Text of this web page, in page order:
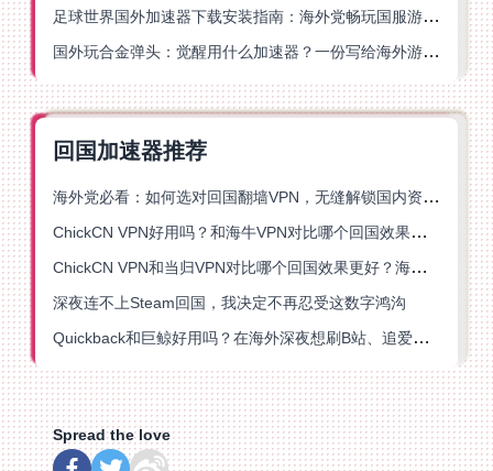
足球世界国外加速器下载安装指南：海外党畅玩国服游戏的终极解决方案
国外玩合金弹头：觉醒用什么加速器？一份写给海外游子的畅玩指南
回国加速器推荐
海外党必看：如何选对回国翻墙VPN，无缝解锁国内资源？
ChickCN VPN好用吗？和海牛VPN对比哪个回国效果更好？
ChickCN VPN和当归VPN对比哪个回国效果更好？海外党亲测后选了它
深夜连不上Steam回国，我决定不再忍受这数字鸿沟
Quickback和巨鲸好用吗？在海外深夜想刷B站、追爱奇艺的你，或许正需要这份答案
Spread the love